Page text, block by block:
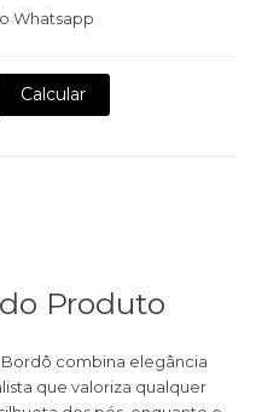
Whatsapp
Calcular
Produto
combina elegância
que valoriza qualquer